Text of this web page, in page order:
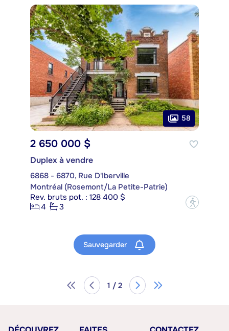
58
2 650 000 $
Duplex à vendre
6868 - 6870, Rue D'Iberville
Montréal (Rosemont/La Petite-Patrie)
Rev. bruts pot. : 128 400 $
4
3 ?
Sauvegarder
1 / 2